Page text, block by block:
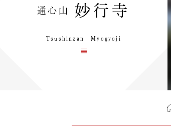
通心山 妙行寺
Tsushinzan Myogyoji